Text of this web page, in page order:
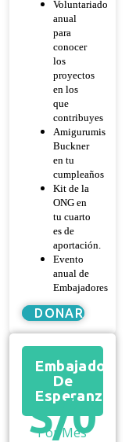
Voluntariado
anual
para
conocer
los
proyectos
en los
que
contribuyes
Amigurumis
Buckner
en tu
cumpleaños
Kit de la
ONG en
tu cuarto
es de
aportación.
Evento
anual de
Embajadores
DONAR
Embajador
De
Esperanza
S/0
Por Mes